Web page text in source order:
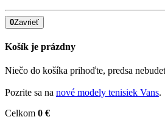
0Zavrieť
Košík je prázdny
Niečo do košíka prihoďte, predsa
Pozrite sa na nové modely tenisiek Vans.
Celkom 0 €